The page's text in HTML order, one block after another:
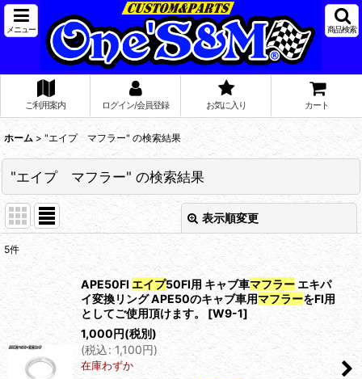
メニュー 商品検索
ご利用案内 ログイン/会員登録 お気に入り カート
ホーム > "エイプ マフラー" の検索結果
"エイプ マフラー" の検索結果
表示順変更
車種・商品名検索はこちら
在庫あり
5件
APE50FI エイプ50FI用 キャブ車マフラー エキパ
イ変換リング APE50のキャブ車用マフラーをFI用
としてご使用頂けます。 [W9-1]
1,000円(税別)
(税込: 1,100円)
在庫わずか